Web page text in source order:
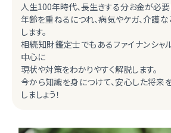
人生100年時代、長生きする分お金が必要
年齢を重ねるにつれ、病気やケガ、介護
します。
相続知財鑑定士でもあるファイナンシャ
中心に
現状や対策をわかりやすく解説します。
今から知識を身につけて、安心した将来
しましょう！